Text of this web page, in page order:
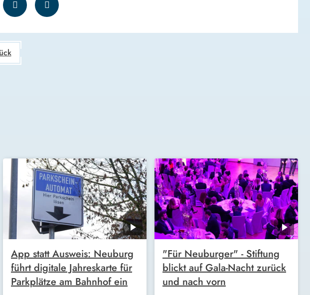
App statt Ausweis: Neuburg
führt digitale Jahreskarte für
Parkplätze am Bahnhof ein
"Für Neuburger" - Stiftung
blickt auf Gala-Nacht zurück
und nach vorn